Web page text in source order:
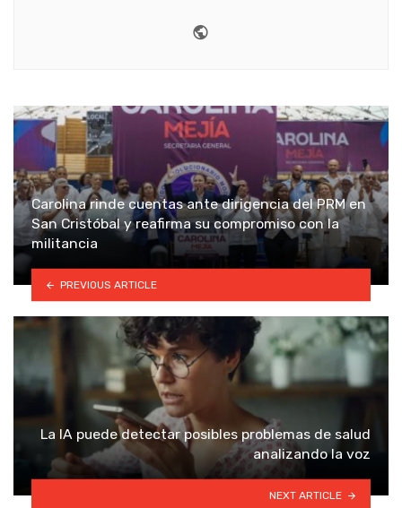
Carolina rinde cuentas ante dirigencia del PRM en
San Cristóbal y reafirma su compromiso con la
militancia
PREVIOUS ARTICLE
La IA puede detectar posibles problemas de salud
analizando la voz
NEXT ARTICLE